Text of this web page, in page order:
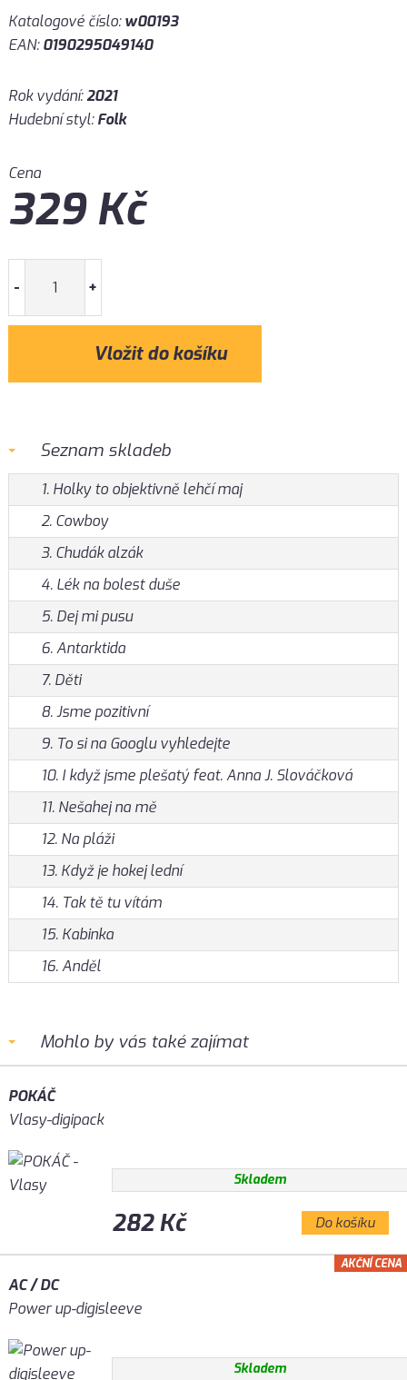
Katalogové číslo:w00193
EAN:0190295049140
Rok vydání:2021
Hudební styl:Folk
Cena
329Kč
- +
Seznam skladeb
1. Holky to objektivně lehčí maj
2. Cowboy
3. Chudák alzák
4. Lék na bolest duše
5. Dej mi pusu
6. Antarktida
7. Děti
8. Jsme pozitivní
9. To si na Googlu vyhledejte
10. I když jsme plešatý feat. Anna J. Slováčková
11. Nešahej na mě
12. Na pláži
13. Když je hokej lední
14. Tak tě tu vítám
15. Kabinka
16. Anděl
Mohlo by vás také zajímat
POKÁČ
Vlasy-digipack
Skladem
282 Kč Do košíku
AC / DC
Power up-digisleeve
Skladem
AKČNÍ CENA